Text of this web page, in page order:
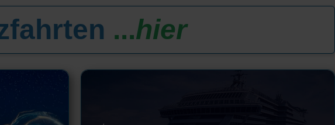
...hier